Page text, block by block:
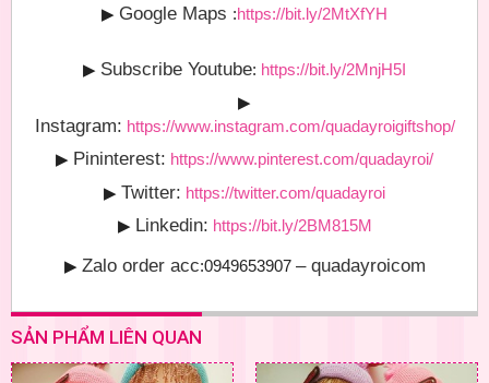
▶ Google Maps :https://bit.ly/2MtXfYH
▶ Subscribe Youtube: https://bit.ly/2MnjH5I
▶
Instagram: https://www.instagram.com/quadayroigiftshop/
▶ Pininterest: https://www.pinterest.com/quadayroi/
▶ Twitter: https://twitter.com/quadayroi
▶ Linkedin: https://bit.ly/2BM815M
▶ Zalo order acc:0949653907 – quadayroicom
SẢN PHẨM LIÊN QUAN